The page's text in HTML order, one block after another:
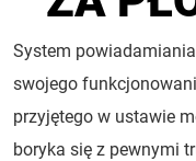
System
swojego
przyjętego w ustawie
boryka się z pewnymi